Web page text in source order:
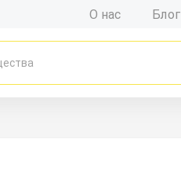
О нас Блог